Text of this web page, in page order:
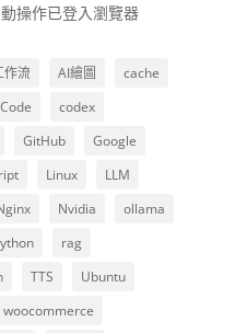
操作已登入瀏覽器
作流 AI繪圖
cache
codex
GitHub
Google
Linux
LLM
Nvidia
ollama
rag
TTS
Ubuntu
woocommerce